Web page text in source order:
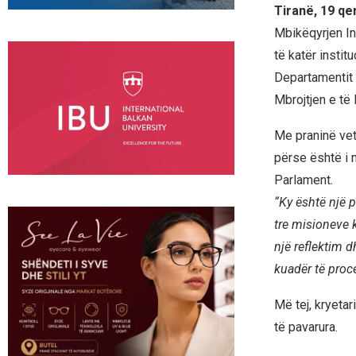
Tiranë, 19
Mbikëqyrjen
të katër
Mbrojtjen e
Me praninë
përse është i
Parlament.
“Ky është një
tre misioneve
një reflektim
kuadër të
Më tej,
të pavarura.